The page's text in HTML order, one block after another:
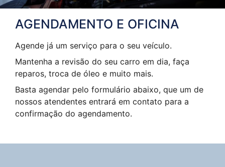
AGENDAMENTO E OFICINA
Agende já um serviço para o seu veículo.
Mantenha a revisão do seu carro em dia, faça
reparos, troca de óleo e muito mais.
Basta agendar pelo formulário abaixo, que um de
nossos atendentes entrará em contato para a
confirmação do agendamento.